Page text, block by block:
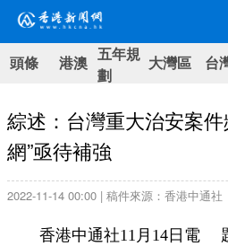
頭條 港澳 五年規
劃
大灣區 台
綜述：台灣重大治安案
網”亟待補強
2022-11-14 00:00 | 稿件來源：香港中通社
香港中通社11月14日電 題